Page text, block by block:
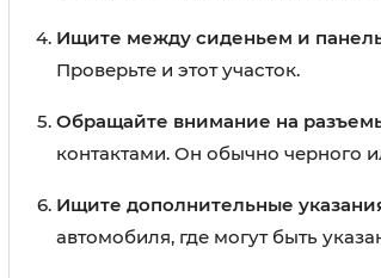
Ищите между сиденьем и
Проверьте и этот участок.
Обращайте внимание на
контактами. Он обычно черного
Ищите дополнительные
автомобиля, где могут быть